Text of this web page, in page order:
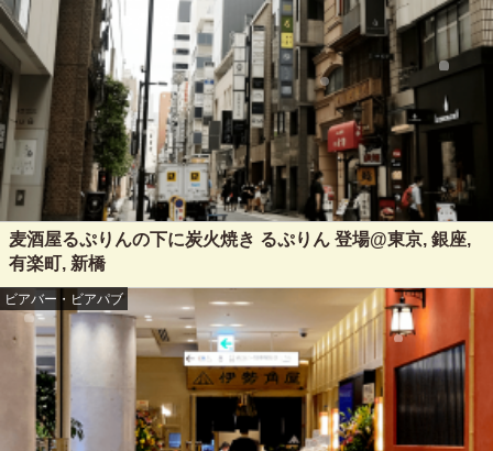
麦酒屋るぷりんの下に炭火焼き るぷりん 登場@東京, 銀座,
有楽町, 新橋
ビアバー・ビアパブ